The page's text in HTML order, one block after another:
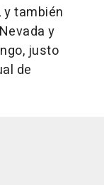
también
y
justo
de